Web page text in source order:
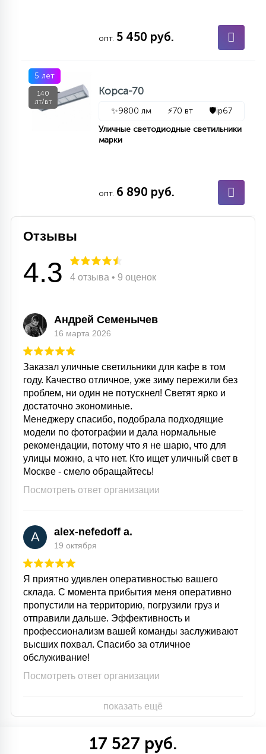
опт. 5 450 руб.
5 лет
140
лт/вт
Корса-70
✨9800 лм ⚡70 вт 🛡️ip67
Уличные светодиодные светильники
марки
опт. 6 890 руб.
Отзывы
4.3 4 отзыва • 9 оценок
Андрей Семенычев
16 марта 2026
Заказал уличные светильники для кафе в том
году. Качество отличное, уже зиму пережили без
проблем, ни один не потускнел! Светят ярко и
достаточно экономиные.
Менеджеру спасибо, подобрала подходящие
модели по фотографии и дала нормальные
рекомендации, потому что я не шарю, что для
улицы можно, а что нет. Кто ищет уличный свет в
Москве - смело обращайтесь!
Посмотреть ответ организации
A alex-nefedoff a.
19 октября
Я приятно удивлен оперативностью вашего
склада. С момента прибытия меня оперативно
пропустили на территорию, погрузили груз и
отправили дальше. Эффективность и
профессионализм вашей команды заслуживают
высших похвал. Спасибо за отличное
обслуживание!
Посмотреть ответ организации
показать ещё
17 527 руб.